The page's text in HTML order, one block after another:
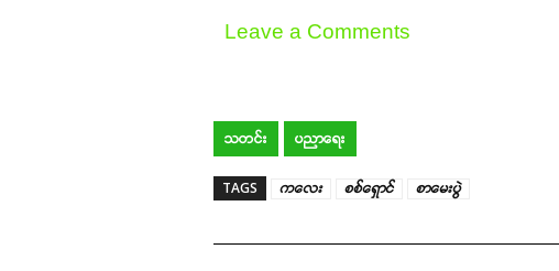
Leave a Comments
သတင်း ပညာရေး
TAGS ကလေး စစ်ရှောင် စာမေးပွဲ